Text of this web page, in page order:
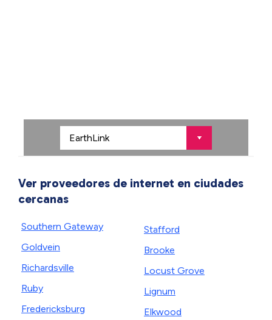
Ver proveedores de internet en ciudades
cercanas
Southern Gateway
Goldvein
Richardsville
Ruby
Fredericksburg
Stafford
Brooke
Locust Grove
Lignum
Elkwood